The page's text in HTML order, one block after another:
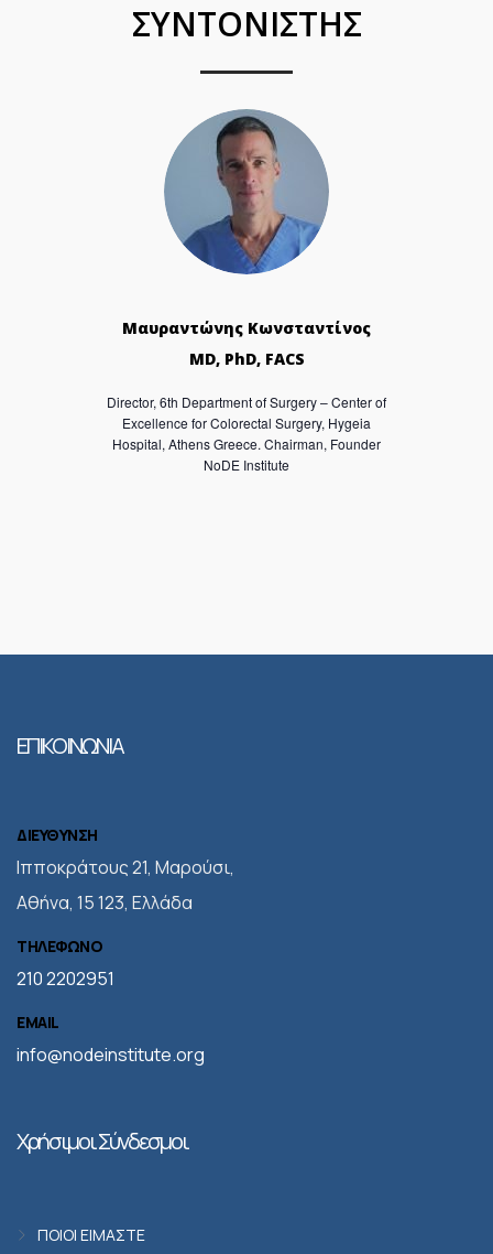
ΣΥΝΤΟΝΙΣΤΗΣ
Μαυραντώνης Κωνσταντίνος
MD, PhD, FACS
Director, 6th Department of Surgery – Center of
Excellence for Colorectal Surgery, Hygeia
Hospital, Athens Greece. Chairman, Founder
NoDE Institute
ΕΠΙΚΟΙΝΩΝΙΑ
ΔΙΕΥΘΥΝΣΗ
Iπποκράτους 21, Μαρούσι,
Αθήνα, 15 123, Ελλάδα
ΤΗΛΕΦΩΝΟ
210 2202951
EMAIL
info@nodeinstitute.org
Χρήσιμοι Σύνδεσμοι
ΠΟΙΟΙ ΕΙΜΑΣΤΕ